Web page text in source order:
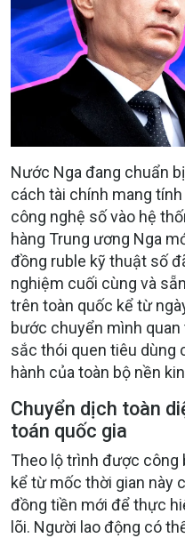
Nước Nga đang chuẩn
cách tài chính mang
công nghệ số vào hệ
hàng Trung ương Nga
đồng ruble kỹ thuật số
nghiệm cuối cùng và
trên toàn quốc kể từ
bước chuyển mình
sắc thói quen tiêu dùng
hành của toàn bộ nền
Chuyển dịch toàn
toán quốc gia
Theo lộ trình được công
kể từ mốc thời gian này
đồng tiền mới để thực
lõi. Người lao động có